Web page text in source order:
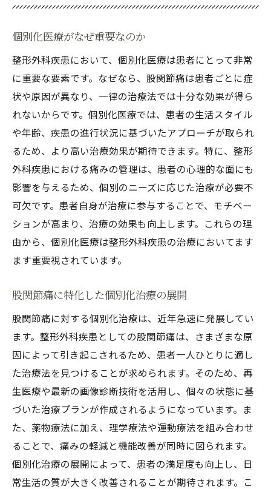
個別化医療がなぜ重要なのか
整形外科疾患において、個別化医療は患者にとって非常
に重要な要素です。なぜなら、股関節痛は患者ごとに症
状や原因が異なり、一律の治療法では十分な効果が得ら
れないからです。個別化医療では、患者の生活スタイル
や年齢、疾患の進行状況に基づいたアプローチが取られ
るため、より高い治療効果が期待できます。特に、整形
外科疾患における痛みの管理は、患者の心理的な面にも
影響を与えるため、個別のニーズに応じた治療が必要不
可欠です。患者自身が治療に参与することで、モチベー
ションが高まり、治療の効果も向上します。これらの理
由から、個別化医療は整形外科疾患の治療においてます
ます重要視されています。
股関節痛に特化した個別化治療の展開
股関節痛に対する個別化治療は、近年急速に発展してい
ます。整形外科疾患としての股関節痛は、さまざまな原
因によって引き起こされるため、患者一人ひとりに適し
た治療法を見つけることが求められます。そのため、再
生医療や最新の画像診断技術を活用し、個々の状態に基
づいた治療プランが作成されるようになっています。ま
た、薬物療法に加え、理学療法や運動療法を組み合わせ
ることで、痛みの軽減と機能改善が同時に図られます。
個別化治療の展開によって、患者の満足度も向上し、日
常生活の質が大きく改善されることが期待されます。こ